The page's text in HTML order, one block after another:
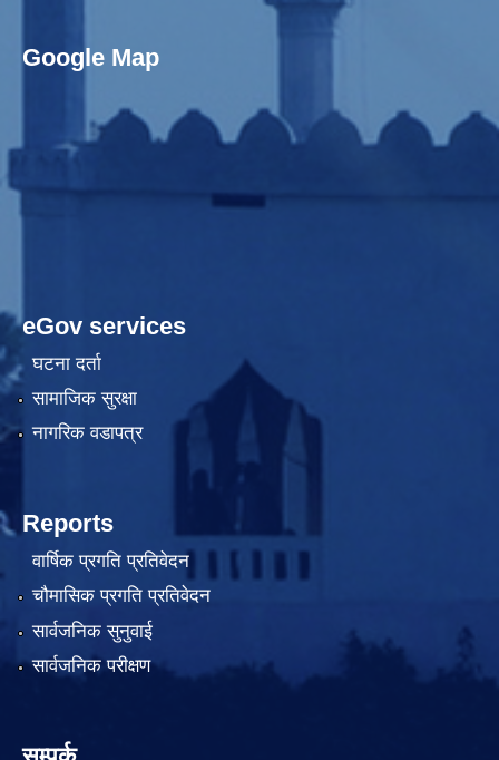
Google Map
eGov services
घटना दर्ता
सामाजिक सुरक्षा
नागरिक वडापत्र
Reports
वार्षिक प्रगति प्रतिवेदन
चौमासिक प्रगति प्रतिवेदन
सार्वजनिक सुनुवाई
सार्वजनिक परीक्षण